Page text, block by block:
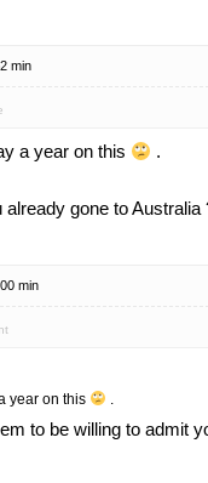
min
a year on this .
already gone to Australia
min
year on this
.
to be willing to admit